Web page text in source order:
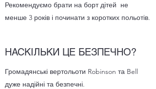
Рекомендуємо брати на борт дітей не
менше 3 років і починати з коротких польотів.
НАСКІЛЬКИ ЦЕ БЕЗПЕЧНО?
Громадянські вертольоти Robinson та Bell
дуже надійні та безпечні.